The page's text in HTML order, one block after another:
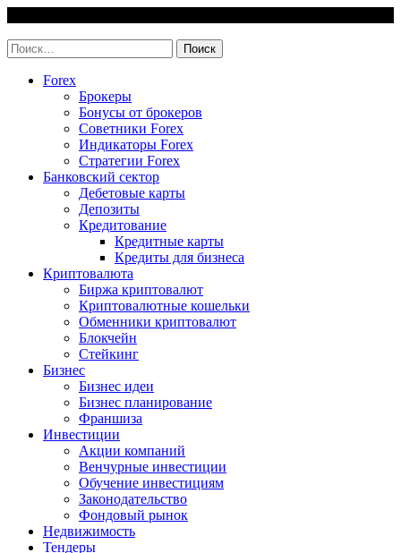
content
Найти:
Forex
Брокеры
Бонусы от брокеров
Советники Forex
Индикаторы Forex
Стратегии Forex
Банковский сектор
Дебетовые карты
Депозиты
Кредитование
Кредитные карты
Кредиты для бизнеса
Криптовалюта
Биржа криптовалют
Криптовалютные кошельки
Обменники криптовалют
Блокчейн
Стейкинг
Бизнес
Бизнес идеи
Бизнес планирование
Франшиза
Инвестиции
Акции компаний
Венчурные инвестиции
Обучение инвестициям
Законодательство
Фондовый рынок
Недвижимость
Тендеры